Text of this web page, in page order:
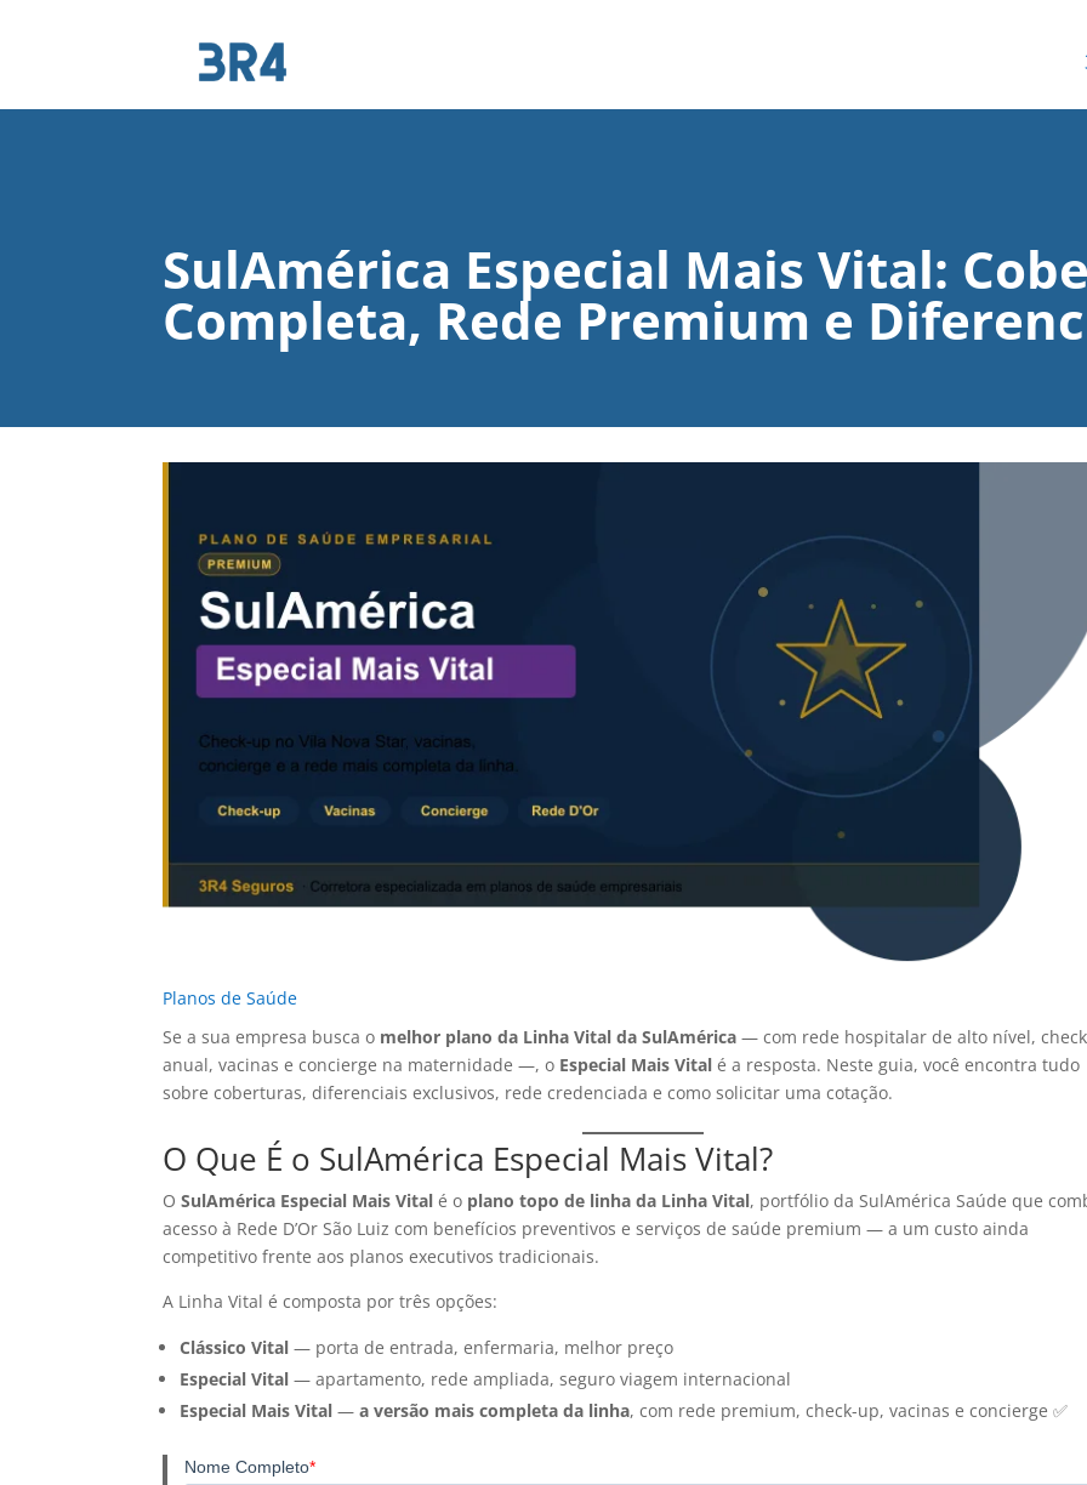
SulAmérica Especial Mais Vital:
Completa, Rede Premium e
Planos de Saúde
Se a sua empresa busca o melhor plano da Linha Vital da SulAmérica — com rede hospitalar de alto nível,
anual, vacinas e concierge na maternidade —, o Especial Mais Vital é a resposta. Neste guia, você encontra tudo
sobre coberturas, diferenciais exclusivos, rede credenciada e como solicitar uma cotação.
O Que É o SulAmérica Especial Mais Vital?
OSulAmérica Especial Mais Vital é o plano topo de linha da Linha Vital, portfólio da SulAmérica Saúde que
acesso à Rede D’Or São Luiz com benefícios preventivos e serviços de saúde premium — a um custo ainda
competitivo frente aos planos executivos tradicionais.
A Linha Vital é composta por três opções:
Clássico Vital — porta de entrada, enfermaria, melhor preço
Especial Vital — apartamento, rede ampliada, seguro viagem internacional
Especial Mais Vital —a versão mais completa da linha, com rede premium, check-up, vacinas e concierge ✅